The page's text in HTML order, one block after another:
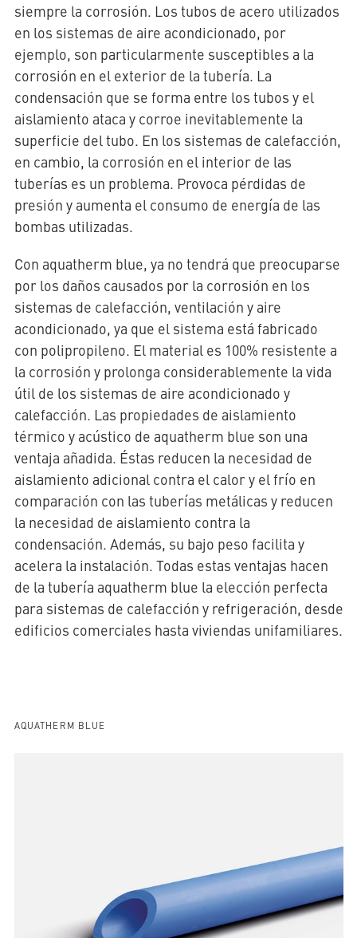
siempre la corrosión. Los tubos de acero utilizados
en los sistemas de aire acondicionado, por
ejemplo, son particularmente susceptibles a la
corrosión en el exterior de la tubería. La
condensación que se forma entre los tubos y el
aislamiento ataca y corroe inevitablemente la
superficie del tubo. En los sistemas de calefacción,
en cambio, la corrosión en el interior de las
tuberías es un problema. Provoca pérdidas de
presión y aumenta el consumo de energía de las
bombas utilizadas.
Con aquatherm blue, ya no tendrá que preocuparse
por los daños causados por la corrosión en los
sistemas de calefacción, ventilación y aire
acondicionado, ya que el sistema está fabricado
con polipropileno. El material es 100% resistente a
la corrosión y prolonga considerablemente la vida
útil de los sistemas de aire acondicionado y
calefacción. Las propiedades de aislamiento
térmico y acústico de aquatherm blue son una
ventaja añadida. Éstas reducen la necesidad de
aislamiento adicional contra el calor y el frío en
comparación con las tuberías metálicas y reducen
la necesidad de aislamiento contra la
condensación. Además, su bajo peso facilita y
acelera la instalación. Todas estas ventajas hacen
de la tubería aquatherm blue la elección perfecta
para sistemas de calefacción y refrigeración, desde
edificios comerciales hasta viviendas unifamiliares.
AQUATHERM BLUE